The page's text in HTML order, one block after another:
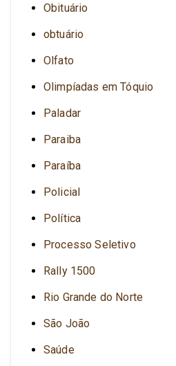
Obituário
obtuário
Olfato
Olimpíadas em Tóquio
Paladar
Paraiba
Paraíba
Policial
Política
Processo Seletivo
Rally 1500
Rio Grande do Norte
São João
Saúde